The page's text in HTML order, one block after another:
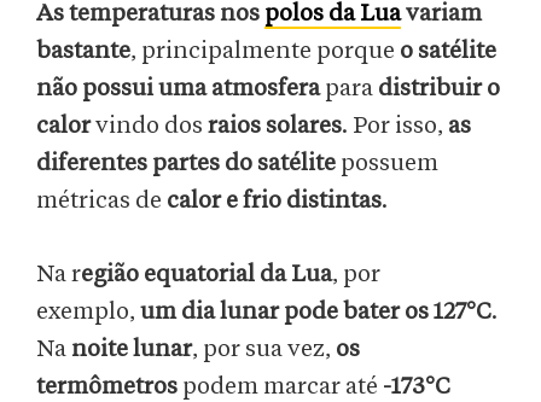
As temperaturas nos polos da Luavariam
bastante, principalmente porque o satélite
não possui uma atmosferapara distribuir o
calorvindo dos raios solares. Por isso, as
diferentes partes do satélite possuem
métricas de calor e frio distintas.
Na região equatorial da Lua, por
exemplo, um dia lunar pode bater os 127°C.
Na noite lunar, por sua vez, os
termômetros podem marcar até -173°C